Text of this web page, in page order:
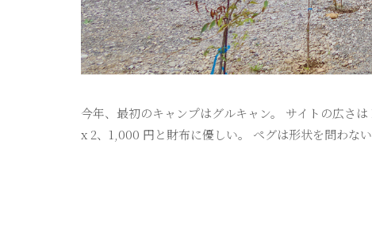
今年、最初のキャンプはグルキャン。 サイトの広さ
x 2、1,000 円と財布に優しい。 ペグは形状を問わな